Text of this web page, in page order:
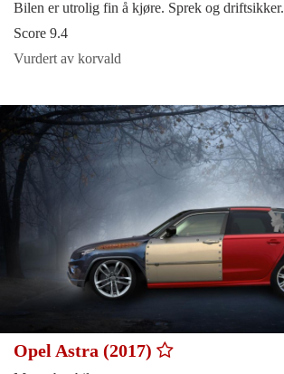
Bilen er utrolig fin å kjøre. Sprek og driftsikker.
Score 9.4
Vurdert av korvald
Opel Astra (2017)